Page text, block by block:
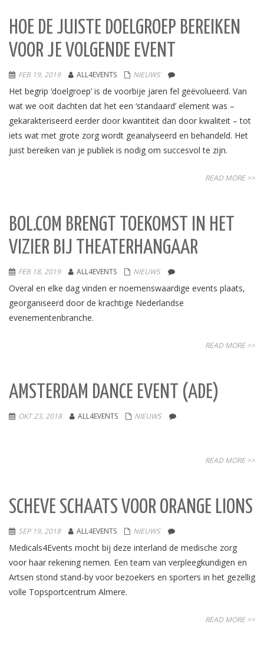
HOE DE JUISTE DOELGROEP BEREIKEN
VOOR JE VOLGENDE EVENT
FEB 19, 2019 ALL4EVENTS NIEUWS
Het begrip ‘doelgroep’ is de voorbije jaren fel geëvolueerd. Van
wat we ooit dachten dat het een ‘standaard’ element was –
gekarakteriseerd eerder door kwantiteit dan door kwaliteit – tot
iets wat met grote zorg wordt geanalyseerd en behandeld. Het
juist bereiken van je publiek is nodig om succesvol te zijn.
READ MORE >>
BOL.COM BRENGT TOEKOMST IN HET
VIZIER BIJ THEATERHANGAAR
FEB 18, 2019 ALL4EVENTS NIEUWS
Overal en elke dag vinden er noemenswaardige events plaats,
georganiseerd door de krachtige Nederlandse
evenementenbranche.
READ MORE >>
AMSTERDAM DANCE EVENT (ADE)
OKT 23, 2018 ALL4EVENTS NIEUWS
READ MORE >>
SCHEVE SCHAATS VOOR ORANGE LIONS
SEP 19, 2018 ALL4EVENTS NIEUWS
Medicals4Events mocht bij deze interland de medische zorg
voor haar rekening nemen. Een team van verpleegkundigen en
Artsen stond stand-by voor bezoekers en sporters in het gezellig
volle Topsportcentrum Almere.
READ MORE >>